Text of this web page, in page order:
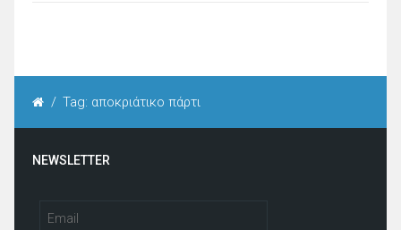
/ Tag: αποκριάτικο πάρτι
NEWSLETTER